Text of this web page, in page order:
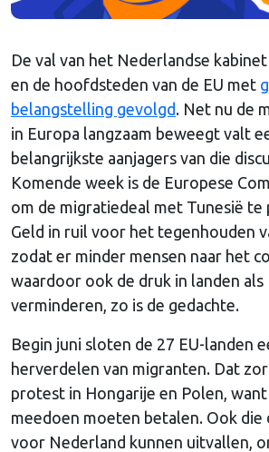
De val van het Nederlandse
en de hoofdsteden van de EU met
belangstelling gevolgd. Net nu de
in Europa langzaam beweegt valt
belangrijkste aanjagers van die
Komende week is de Europese
om de migratiedeal met Tunesië te
Geld in ruil voor het tegenhouden
zodat er minder mensen naar het
waardoor ook de druk in landen als
verminderen, zo is de gedachte.
Begin juni sloten de 27 EU-landen
herverdelen van migranten. Dat
protest in Hongarije en Polen,
meedoen moeten betalen. Ook die
voor Nederland kunnen uitvallen,